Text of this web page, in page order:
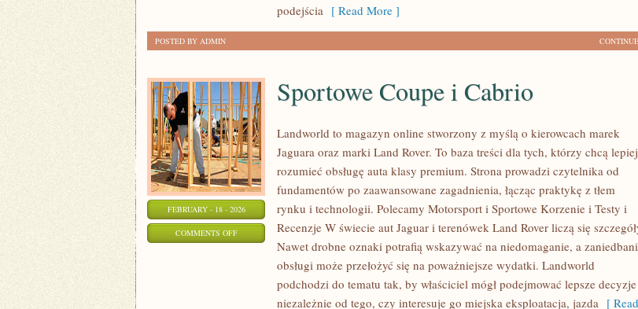
podejścia [ Read More ]
CONTINUE
POSTED BY ADMIN
FEBRUARY - 18 - 2026
COMMENTS OFFON
SPORTOWE
Sportowe Coupe i Cabrio
Landworld to magazyn online stworzony z myślą o kierowcach marek
Jaguara oraz marki Land Rover. To baza treści dla tych, którzy chcą lepiej
rozumieć obsługę auta klasy premium. Strona prowadzi czytelnika od
fundamentów po zaawansowane zagadnienia, łącząc praktykę z tłem
rynku i technologii. Polecamy Motorsport i Sportowe Korzenie i Testy i
Recenzje W świecie aut Jaguar i terenówek Land Rover liczą się
Nawet drobne oznaki potrafią wskazywać na niedomaganie, a
obsługi może przełożyć się na poważniejsze wydatki. Landworld
podchodzi do tematu tak, by właściciel mógł podejmować lepsze
niezależnie od tego, czy interesuje go miejska eksploatacja, jazda [ Read